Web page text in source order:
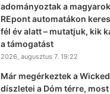
adományoztak a
REpont automatákon
fél év alatt – mutatjuk, kik
a támogatást
2026, augusztus 7. 19:22
Már megérkeztek a Wicked
díszletei a Dóm térre, most